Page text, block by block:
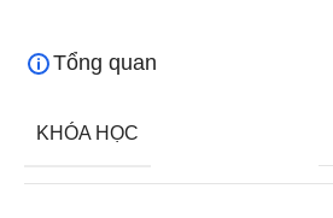
Tổng quan
KHÓA HỌC